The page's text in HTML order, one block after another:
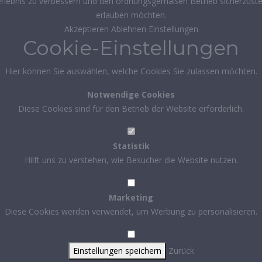
erlauben möchten.
Akzeptieren Ablehnen Einstellungen
Cookie-Einstellungen
Hier können Sie auswählen, welche Cookies Sie zulassen möchten.
Notwendige Cookies
Diese Cookies sind für den Betrieb der Website erforderlich.
Statistik
Hilft uns zu verstehen, wie Besucher die Website nutzen.
Marketing
Diese Cookies werden verwendet, um Werbung zu personalisieren.
Einstellungen speichern Zurück